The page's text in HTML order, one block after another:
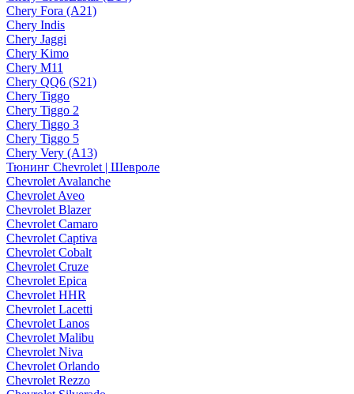
Chery Fora (A21)
Chery Indis
Chery Jaggi
Chery Kimo
Chery M11
Chery QQ6 (S21)
Chery Tiggo
Chery Tiggo 2
Chery Tiggo 3
Chery Tiggo 5
Chery Very (A13)
Тюнинг Chevrolet | Шевроле
Chevrolet Avalanche
Chevrolet Aveo
Chevrolet Blazer
Chevrolet Camaro
Chevrolet Captiva
Chevrolet Cobalt
Chevrolet Cruze
Chevrolet Epica
Chevrolet HHR
Chevrolet Lacetti
Chevrolet Lanos
Chevrolet Malibu
Chevrolet Niva
Chevrolet Orlando
Chevrolet Rezzo